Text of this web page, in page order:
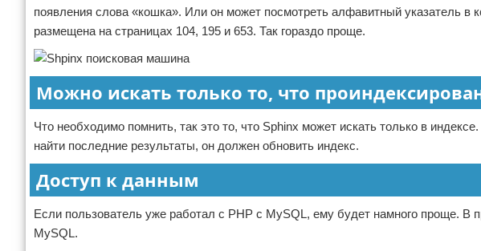
появления слова «кошка». Или он может посмотреть алфавитный указатель в
размещена на страницах 104, 195 и 653. Так гораздо проще.
Можно искать только то, что
Что необходимо помнить, так это то, что Sphinx может искать только в
найти последние результаты, он должен обновить индекс.
Доступ к данным
Если пользователь уже работал с PHP с MySQL, ему будет намного проще. В
MySQL.